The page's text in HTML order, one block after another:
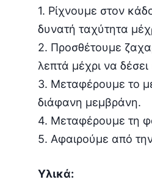
1. Ρίχνουμε στον
δυνατή ταχύτητα
2. Προσθέτουμε
λεπτά μέχρι να
3. Μεταφέρουμε το
διάφανη μεμβράνη.
4. Μεταφέρουμε τη
5. Αφαιρούμε από
Υλικά: